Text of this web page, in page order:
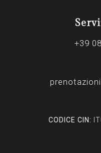
+39
CODICE CIN: